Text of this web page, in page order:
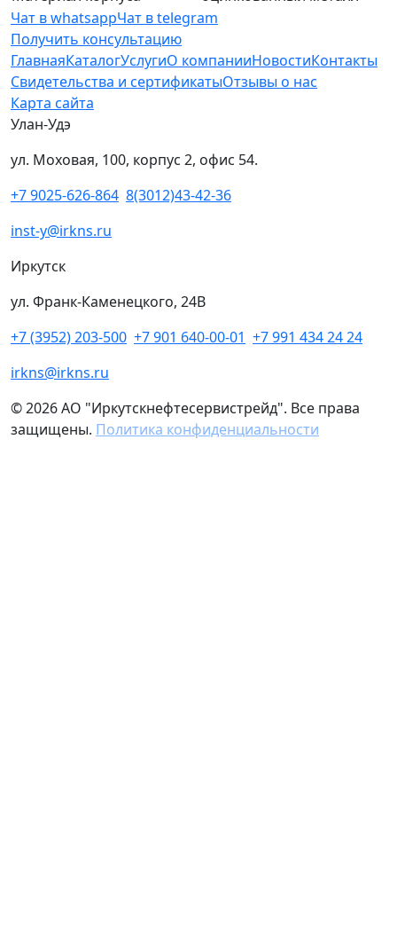
Чат в whatsappЧат в telegram
Получить консультацию
ГлавнаяКаталогУслугиО компанииНовостиКонтакты
Свидетельства и сертификатыОтзывы о нас
Карта сайта
Улан-Удэ
ул. Моховая, 100, корпус 2, офис 54.
+7 9025-626-864 8(3012)43-42-36
inst-y@irkns.ru
Иркутск
ул. Франк-Каменецкого, 24В
+7 (3952) 203-500 +7 901 640-00-01 +7 991 434 24 24
irkns@irkns.ru
© 2026 АО "Иркутскнефтесервистрейд". Все права
защищены. Политика конфиденциальности